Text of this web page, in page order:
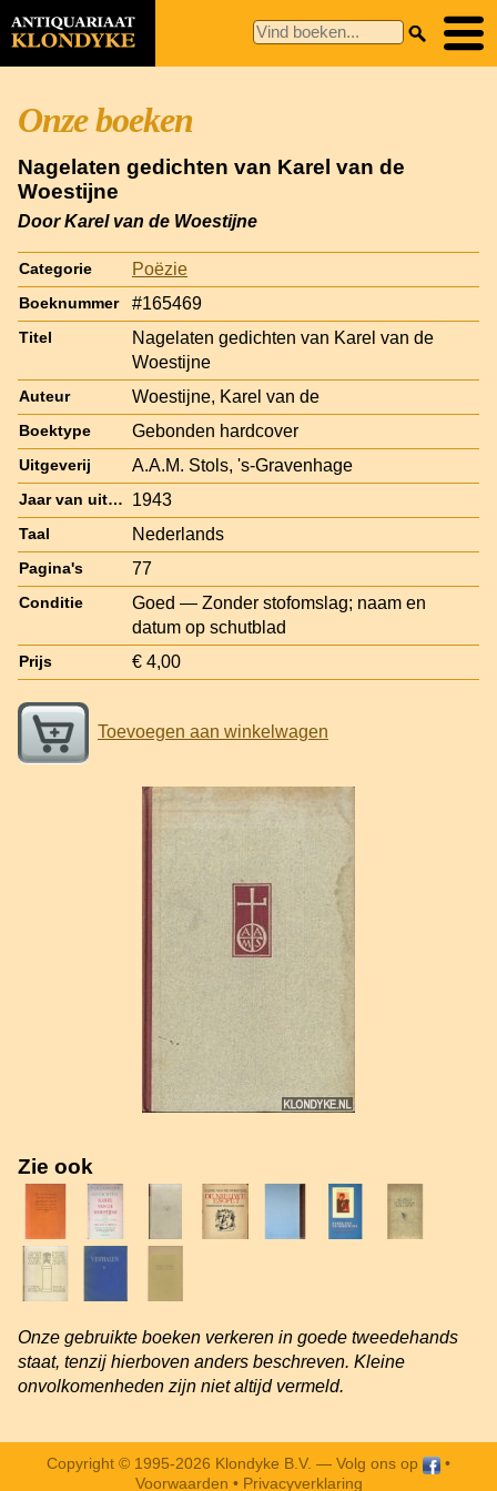
Onze boeken
Nagelaten gedichten van Karel van de
Woestijne
Door Karel van de Woestijne
Categorie Poëzie
Boeknummer #165469
Titel
Nagelaten gedichten van Karel van de
Woestijne
Auteur Woestijne, Karel van de
Boektype Gebonden hardcover
Uitgeverij A.A.M. Stols, 's-Gravenhage
Jaar van uitgave 1943
Taal Nederlands
Pagina's 77
Conditie
Goed — Zonder stofomslag; naam en
datum op schutblad
Prijs € 4,00
Toevoegen aan winkelwagen
Zie ook
Onze gebruikte boeken verkeren in goede tweedehands
staat, tenzij hierboven anders beschreven. Kleine
onvolkomenheden zijn niet altijd vermeld.
Copyright © 1995-2026 Klondyke B.V. — Volg ons op
•
Voorwaarden • Privacyverklaring